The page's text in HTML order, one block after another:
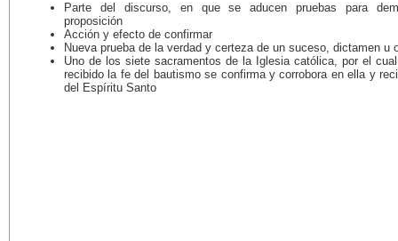
Parte del discurso, en que se aducen pruebas para
proposición
Acción y efecto de confirmar
Nueva prueba de la verdad y certeza de un suceso, dictamen u
Uno de los siete sacramentos de la Iglesia católica, por el
recibido la fe del bautismo se confirma y corrobora en ella y
del Espíritu Santo